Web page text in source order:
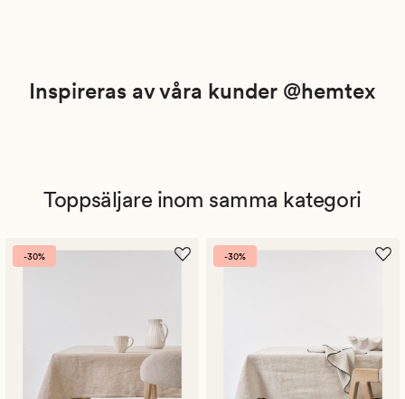
Inspireras av våra kunder @hemtex
Toppsäljare inom samma kategori
-30% -30%